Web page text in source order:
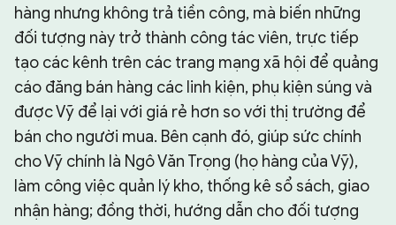
hàng nhưng không trả tiền công, mà biến những
đối tượng này trở thành công tác viên, trực tiếp
tạo các kênh trên các trang mạng xã hội để quảng
cáo đăng bán hàng các linh kiện, phụ kiện súng và
được Vỹ để lại với giá rẻ hơn so với thị trường để
bán cho người mua. Bên cạnh đó, giúp sức chính
cho Vỹ chính là Ngô Văn Trọng (họ hàng của Vỹ),
làm công việc quản lý kho, thống kê sổ sách, giao
nhận hàng; đồng thời, hướng dẫn cho đối tượng